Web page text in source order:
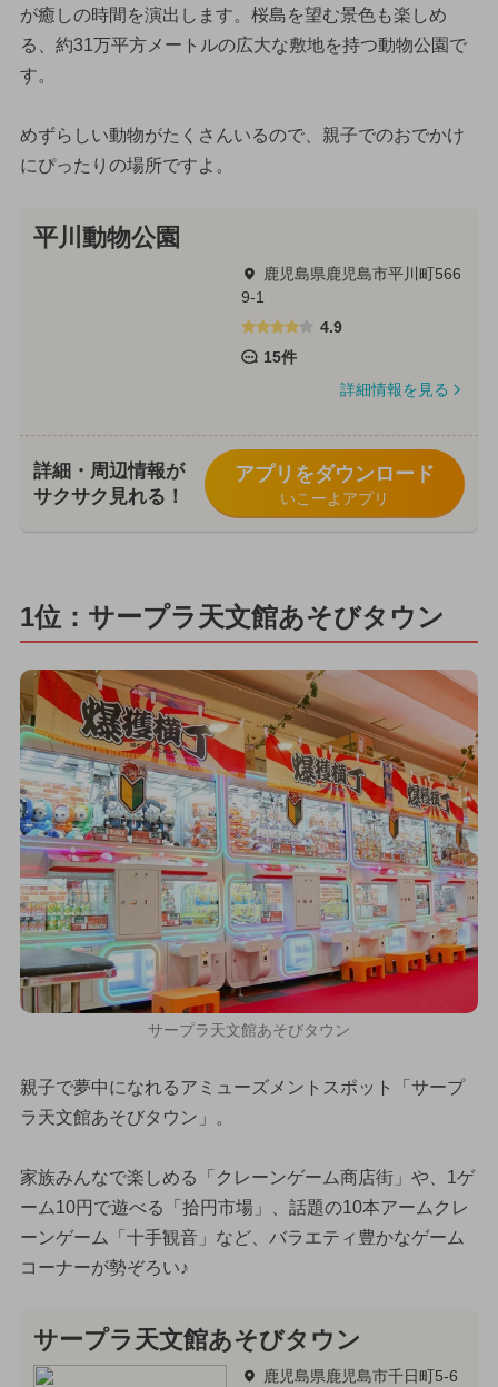
が癒しの時間を演出します。桜島を望む景色も楽しめ
る、約31万平方メートルの広大な敷地を持つ動物公園で
す。
めずらしい動物がたくさんいるので、親子でのおでかけ
にぴったりの場所ですよ。
平川動物公園
鹿児島県鹿児島市平川町566
9-1
4.9
15件
詳細情報を見る
詳細・周辺情報が
サクサク見れる！
アプリをダウンロード
いこーよアプリ
1位：サープラ天文館あそびタウン
サープラ天文館あそびタウン
親子で夢中になれるアミューズメントスポット「サープ
ラ天文館あそびタウン」。
家族みんなで楽しめる「クレーンゲーム商店街」や、1ゲ
ーム10円で遊べる「拾円市場」、話題の10本アームクレ
ーンゲーム「十手観音」など、バラエティ豊かなゲーム
コーナーが勢ぞろい♪
サープラ天文館あそびタウン
鹿児島県鹿児島市千日町5-6